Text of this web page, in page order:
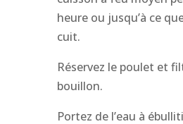
heure ou jusqu’à ce
cuit.
Réservez le poulet et
bouillon.
Portez de l’eau à